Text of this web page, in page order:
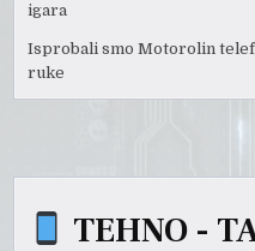
igara
Isprobali smo Motorolin
ruke
TEHNO -